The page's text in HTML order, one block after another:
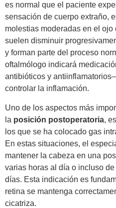
es normal que el paciente
sensación de cuerpo extraño,
molestias moderadas en el
suelen disminuir
y forman parte del proceso
oftalmólogo indicará
antibióticos y
controlar la inflamación.
Uno de los aspectos más
la posición postoperatoria,
los que se ha colocado gas
En estas situaciones, el
mantener la cabeza en una
varias horas al día o incluso
días. Esta indicación es
retina se mantenga
cicatriza.